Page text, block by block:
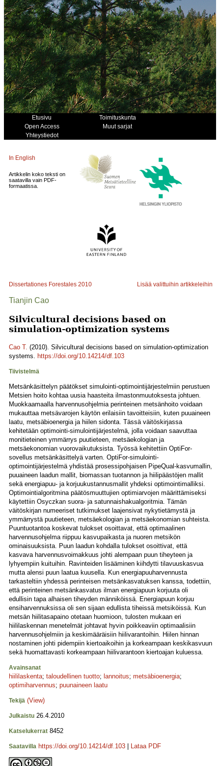
Etusivu
Toimituskunta
Open Access
Muut sarjat
Yhteystiedot
In English
Artikkelin koko teksti on
saatavilla vain PDF-
formaatissa.
Dissertationes Forestales 2010 Lisää valittuihin artikkeleihin
Tianjin Cao
Silvicultural decisions based on
simulation-optimization systems
Cao T. (2010). Silvicultural decisions based on simulation-optimization
systems. https://doi.org/10.14214/df.103
Tiivistelmä
Metsänkäsittelyn päätökset simulointi-optimointijärjestelmiin perustuen
Metsien hoito kohtaa uusia haasteita ilmastonmuutoksesta johtuen.
Muokkaamaalla harvennusohjelmia perinteinen metsänhoito voidaan
mukauttaa metsävarojen käytön erilaisiin tavoitteisiin, kuten puuaineen
laatu, metsäbioenergia ja hiilen sidonta. Tässä väitöskirjassa
kehitetään optimointi-simulointijärjestelmä, jolla voidaan saavuttaa
monitieteinen ymmärrys puutieteen, metsäekologian ja
metsäekonomian vuorovaikutuksista. Työssä kehitettiin OptiFor-
sovellus metsänkäsittelyä varten. OptiFor-simulointi-
optimointijärjestelmä yhdistää prosessipohjaisen PipeQual-kasvumallin,
puuaineen laadun mallit, biomassan tuotannon ja hiilipäästöjen mallit
sekä energiapuu- ja korjuukustannusmallit yhdeksi optimointimalliksi.
Optimointialgoritmina päätösmuuttujien optimiarvojen määrittämiseksi
käytettiin Osyczkan suora- ja satunnaishakualgoritmia. Tämän
väitöskirjan numeeriset tutkimukset laajensivat nykytietämystä ja
ymmärrystä puutieteen, metsäekologian ja metsäekonomian suhteista.
Puuntuotantoa koskevat tulokset osoittavat, että optimaalinen
harvennusohjelma riippuu kasvupaikasta ja nuoren metsikön
ominaisuuksista. Puun laadun kohdalla tulokset osoittivat, että
kasvava harvennusvoimakkuus johti alempaan puun tiheyteen ja
lyhyempiin kuituihin. Ravinteiden lisääminen kiihdytti tilavuuskasvua
mutta alensi puun laatua kuusella. Kun energiapuuharvennusta
tarkasteltiin yhdessä perinteisen metsänkasvatuksen kanssa, todettiin,
että perinteinen metsänkasvatus ilman energiapuun korjuuta oli
edullisin tapa alhaisen tiheyden männiköissä. Energiapuun korjuu
ensiharvennuksissa oli sen sijaan edullista tiheissä metsiköissä. Kun
metsän hiilitasapaino otetaan huomioon, tulosten mukaan eri
hiililaskennan menetelmät johtavat hyvin poikkeaviin optimaalisiin
harvennusohjelmiin ja keskimääräisiin hiilivarantoihin. Hiilen hinnan
nostaminen johti pidempiin kiertoaikoihin ja korkeampaan keskikasvuun
sekä huomattavasti korkeampaan hiilivarantoon kiertoajan kuluessa.
Avainsanat
hiililaskenta; taloudellinen tuotto; lannoitus; metsäbioenergia;
optimiharvennus; puunaineen laatu
Tekijä (View)
Julkaistu 26.4.2010
Katselukerrat 8452
Saatavilla https://doi.org/10.14214/df.103 Lataa PDF